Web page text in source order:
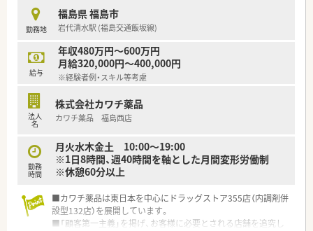
境を整えております。シフトは本社が作成しており、店舗全体の
バランスを見て、無理のない人数体制で勤務できるよう調整して
おります。
お互い様の風土が根付けており、有給休暇の取得率が95％以上
と高水準です。
また、育児休暇取得率は90％以上でお仕事をプライベートの両
立が図れる環境です。
＼＼＼企業について／／／
福島県郡山市に本社をおき、福島県を中心とし多数店舗展開して
地域に根ざした店舗展開をベースに、地域医療に開かれた薬局作
りを目指しています。
同じエリアに複数店舗があることが多く、通勤範囲内でさまざま
勤務地
福島県 福島市
岩代清水駅 (福島交通飯坂線)
給与
年収480万円～600万円
月給320,000円～400,000円
※経験者例・スキル等考慮
法人
名
株式会社カワチ薬品
カワチ薬品 福島西店
勤務
時間
月火水木金土 10:00～19:00
※1日8時間、週40時間を軸とした月間変形労働制
※休憩60分以上
■カワチ薬品は東日本を中心にドラッグストア355店（内調剤併
設型132店）を展開しています。
■「顧客第一主義」を掲げ、お客様に必要とされる店舗を追究し